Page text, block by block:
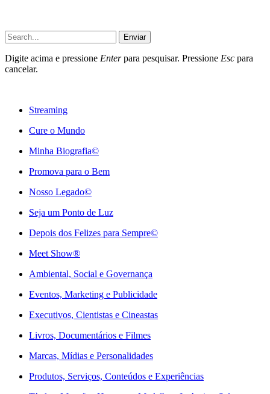
Enviar
Digite acima e pressione Enterpara pesquisar. Pressione Esc para
cancelar.
Streaming
Cure o Mundo
Minha Biografia©
Promova para o Bem
Nosso Legado©
Seja um Ponto de Luz
Depois dos Felizes para Sempre©️
Meet Show®
Ambiental, Social e Governança
Eventos, Marketing e Publicidade
Executivos, Cientistas e Cineastas
⁠Livros, Documentários e Filmes
Marcas, Mídias e Personalidades
⁠Produtos, Serviços, Conteúdos e Experiências